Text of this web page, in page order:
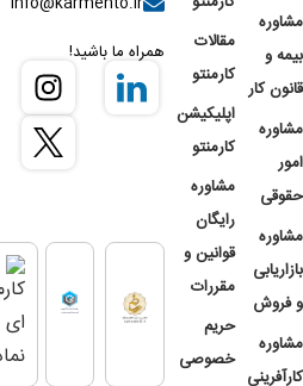
مشاوره
بیمه و
قانون کار
مشاوره
امور
حقوقی
مشاوره
بازاریابی
و فروش
مشاوره
کارآفرینی
مقالات
کارمنتو
اپلیکیشن
کارمنتو
مشاوره
رایگان
قوانین و
مقررات
حریم
خصوصی
همراه ما باشید!